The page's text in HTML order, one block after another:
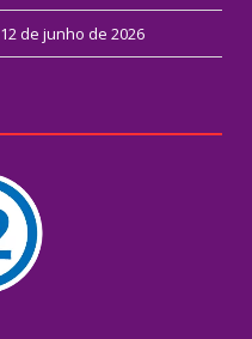
12 de junho de 2026